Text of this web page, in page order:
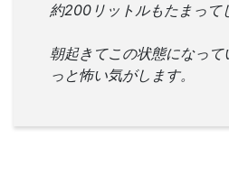
約200リットルもたまって
朝起きてこの状態になっ
っと怖い気がします。